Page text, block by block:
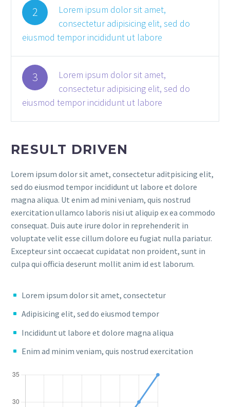
2
Lorem ipsum dolor sit amet,
consectetur adipisicing elit, sed do
eiusmod tempor incididunt ut labore
3
Lorem ipsum dolor sit amet,
consectetur adipisicing elit, sed do
eiusmod tempor incididunt ut labore
RESULT DRIVEN
Lorem ipsum dolor sit amet, consectetur aditpisicing elit,
sed do eiusmod tempor incididunt ut labore et dolore
magna aliqua. Ut enim ad mini veniam, quis nostrud
exercitation ullamco laboris nisi ut aliquip ex ea commodo
consequat. Duis aute irure dolor in reprehenderit in
voluptate velit esse cillum dolore eu fugiat nulla pariatur.
Excepteur sint occaecat cupidatat non proident, sunt in
culpa qui officia deserunt mollit anim id est laborum.
Lorem ipsum dolor sit amet, consectetur
Adipisicing elit, sed do eiusmod tempor
Incididunt ut labore et dolore magna aliqua
Enim ad minim veniam, quis nostrud exercitation